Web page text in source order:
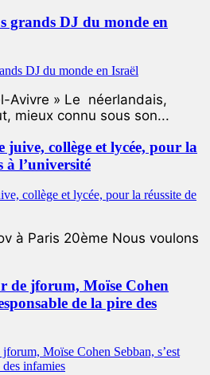
grands DJ du monde en
Avivre » Le néerlandais,
mieux connu sous son...
juive, collège et lycée, pour la
à l’université
à Paris 20ème Nous voulons
de jforum, Moïse Cohen
de la pire des